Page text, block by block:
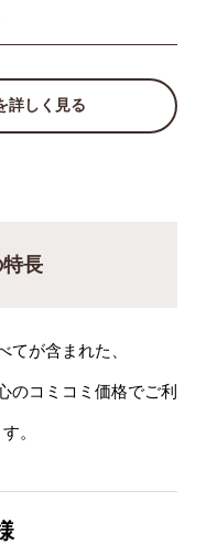
詳しく見る
長
てが含まれた、
のコミコミ価格でご利
。